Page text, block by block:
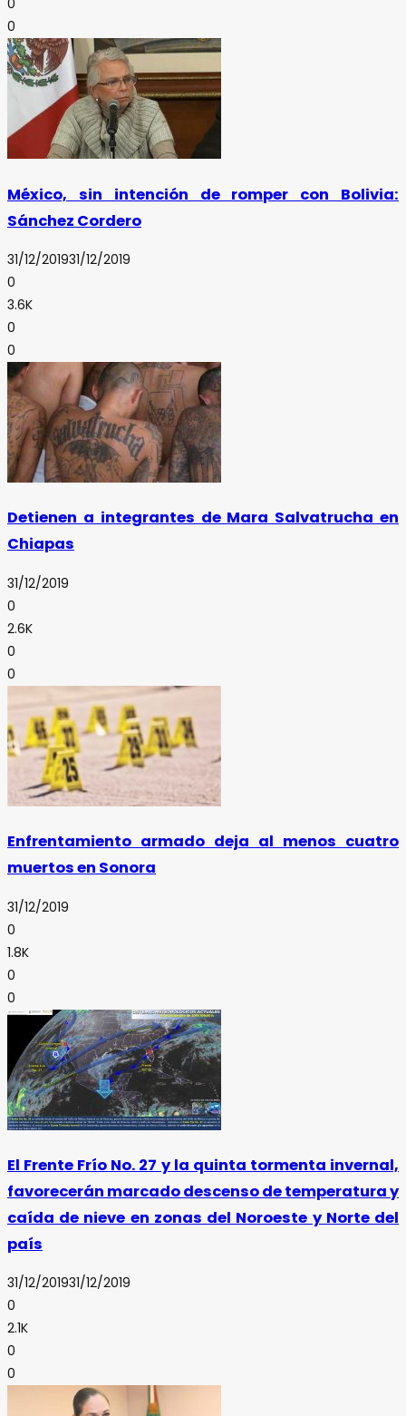
0
0
México, sin intención de romper con Bolivia:
Sánchez Cordero
31/12/201931/12/2019
0
3.6K
0
0
Detienen a integrantes de Mara Salvatrucha en
Chiapas
31/12/2019
0
2.6K
0
0
Enfrentamiento armado deja al menos cuatro
muertos en Sonora
31/12/2019
0
1.8K
0
0
El Frente Frío No. 27 y la quinta tormenta invernal,
favorecerán marcado descenso de temperatura y
caída de nieve en zonas del Noroeste y Norte del
país
31/12/201931/12/2019
0
2.1K
0
0